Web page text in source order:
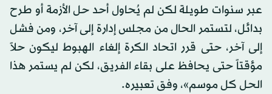
عبر سنوات طويلة لكن لم يُحاول أحد حل الأزمة أو طرح
بدائل، لتستمر الحال من مجلس إدارة إلى آخر، ومن فشل
إلى آخر، حتى قرر اتحاد الكرة إلغاء الهبوط ليكون حلاً
مؤقتاً حتى يحافظ على بقاء الفريق، لكن لم يستمر هذا
الحل كل موسم»، وفق تعبيره.